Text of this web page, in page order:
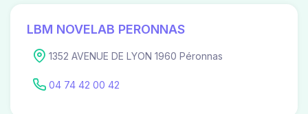
LBM NOVELAB PERONNAS
1352 AVENUE DE LYON 1960 Péronnas
04 74 42 00 42